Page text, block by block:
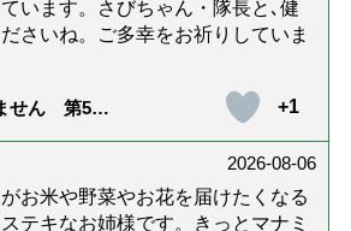
います。さびちゃん・隊長と､健
さいね。ご多幸をお祈りしていま
せん 第500
+1
2026-08-06
がお米や野菜やお花を届けたくなる
テキなお姉様です。きっとマナミ